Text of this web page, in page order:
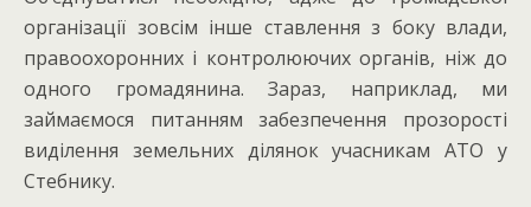
організації зовсім інше ставлення з боку влади,
правоохоронних і контролюючих органів, ніж до
одного громадянина. Зараз, наприклад, ми
займаємося питанням забезпечення прозорості
виділення земельних ділянок учасникам АТО у
Стебнику.